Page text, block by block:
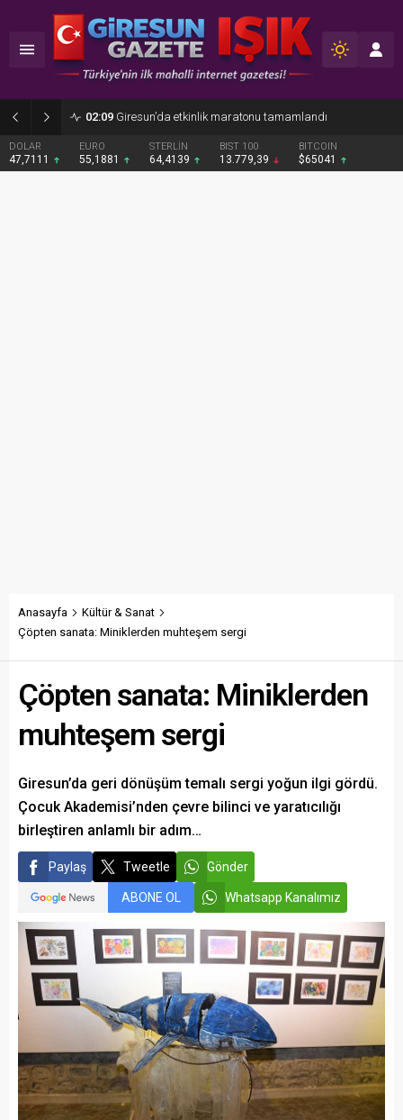
02:09 Giresun’da etkinlik maratonu tamamlandı
DOLAR
47,7111
EURO
55,1881
STERLİN
64,4139
BIST 100
13.779,39
BITCOIN
$65041
Anasayfa
Kültür & Sanat
Çöpten sanata: Miniklerden muhteşem sergi
Çöpten sanata: Miniklerden
muhteşem sergi
Giresun’da geri dönüşüm temalı sergi yoğun ilgi gördü.
Çocuk Akademisi’nden çevre bilinci ve yaratıcılığı
birleştiren anlamlı bir adım…
Paylaş Tweetle Gönder
ABONE OL Whatsapp Kanalımız